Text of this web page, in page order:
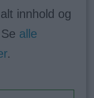
innhold og
alle
.